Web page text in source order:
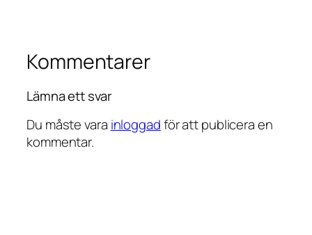
Kommentarer
Lämna ett svar
Du måste vara inloggadför att publicera en
kommentar.